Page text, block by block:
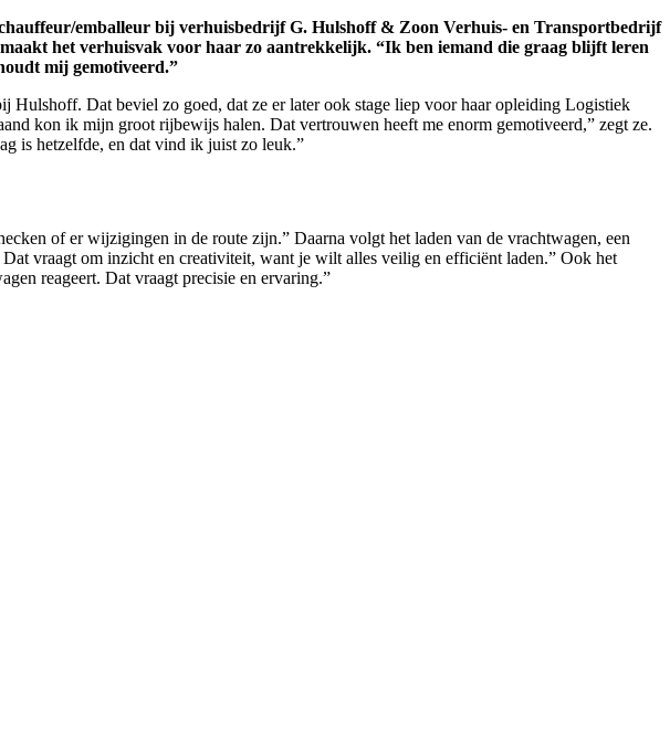
emballeur bij verhuisbedrijf G. Hulshoff & Zoon Verhuis- en Transportbedrijf
het verhuisvak voor haar zo aantrekkelijk. “Ik ben iemand die graag blijft leren
mij gemotiveerd.”
Hulshoff. Dat beviel zo goed, dat ze er later ook stage liep voor haar opleiding Logistiek
kon ik mijn groot rijbewijs halen. Dat vertrouwen heeft me enorm gemotiveerd,” zegt ze.
is hetzelfde, en dat vind ik juist zo leuk.”
of er wijzigingen in de route zijn.” Daarna volgt het laden van de vrachtwagen, een
vraagt om inzicht en creativiteit, want je wilt alles veilig en efficiënt laden.” Ook het
reageert. Dat vraagt precisie en ervaring.”